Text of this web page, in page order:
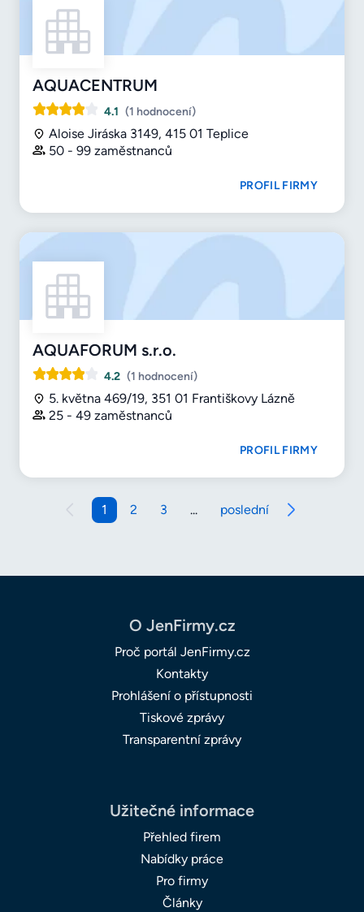
AQUACENTRUM
4.1 (1 hodnocení)
Aloise Jiráska 3149, 415 01 Teplice
50 - 99 zaměstnanců
PROFIL FIRMY
AQUAFORUM s.r.o.
4.2 (1 hodnocení)
5. května 469/19, 351 01 Františkovy Lázně
25 - 49 zaměstnanců
PROFIL FIRMY
1 2 3 ... poslední
O JenFirmy.cz
Proč portál JenFirmy.cz
Kontakty
Prohlášení o přístupnosti
Tiskové zprávy
Transparentní zprávy
Užitečné informace
Přehled firem
Nabídky práce
Pro firmy
Články